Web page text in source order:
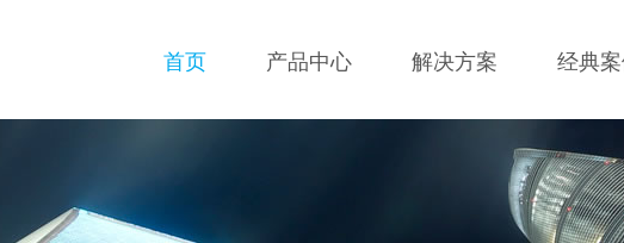
首页 产品中心 解决方案 经典案